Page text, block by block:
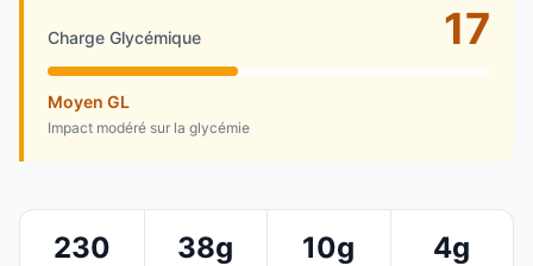
Charge Glycémique 17
Moyen GL
Impact modéré sur la glycémie
230 38g 10g 4g